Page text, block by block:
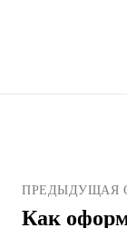
ПРЕДЫДУЩАЯ
Как